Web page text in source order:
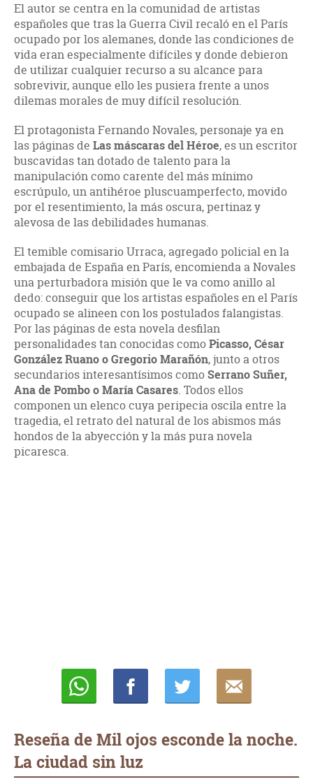
El autor se centra en la comunidad de artistas
españoles que tras la Guerra Civil recaló en el París
ocupado por los alemanes, donde las condiciones de
vida eran especialmente difíciles y donde debieron
de utilizar cualquier recurso a su alcance para
sobrevivir, aunque ello les pusiera frente a unos
dilemas morales de muy difícil resolución.
El protagonista Fernando Novales, personaje ya en
las páginas de Las máscaras del Héroe, es un escritor
buscavidas tan dotado de talento para la
manipulación como carente del más mínimo
escrúpulo, un antihéroe pluscuamperfecto, movido
por el resentimiento, la más oscura, pertinaz y
alevosa de las debilidades humanas.
El temible comisario Urraca, agregado policial en la
embajada de España en París, encomienda a Novales
una perturbadora misión que le va como anillo al
dedo: conseguir que los artistas españoles en el París
ocupado se alineen con los postulados falangistas.
Por las páginas de esta novela desfilan
personalidades tan conocidas comoPicasso, César
González Ruano o Gregorio Marañón, junto a otros
secundarios interesantísimos comoSerrano Suñer,
Ana de Pombo o María Casares. Todos ellos
componen un elenco cuya peripecia oscila entre la
tragedia, el retrato del natural de los abismos más
hondos de la abyección y la más pura novela
picaresca.
Reseña de Mil ojos esconde la noche.
La ciudad sin luz